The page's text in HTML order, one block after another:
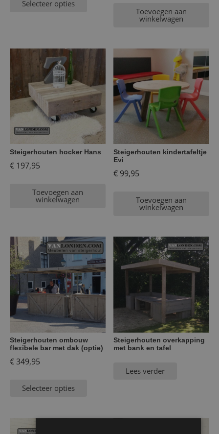
Selecteer opties
Toevoegen aan
winkelwagen
Steigerhouten hocker Hans
€ 197,95
Toevoegen aan
winkelwagen
Steigerhouten kindertafeltje
Evi
€ 99,95
Toevoegen aan
winkelwagen
Steigerhouten ombouw
flexibele bar met dak (optie)
€349,95
Selecteer opties
Steigerhouten overkapping
met bank en tafel
Lees verder